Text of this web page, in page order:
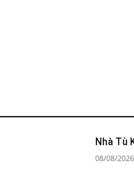
Nhà Tù
08/08/2026